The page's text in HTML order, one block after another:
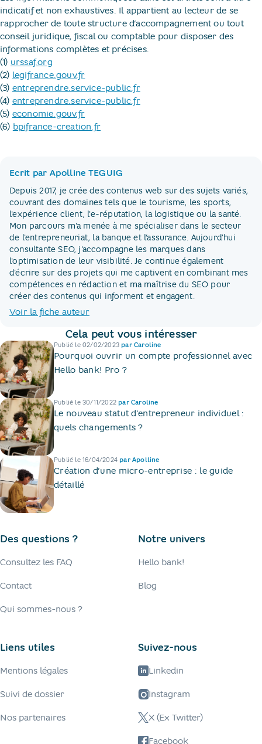
indicatif et non exhaustives. Il appartient au lecteur de se
rapprocher de toute structure d’accompagnement ou tout
conseil juridique, fiscal ou comptable pour disposer des
informations complètes et précises.
(1) urssaf.org
(2) legifrance.gouv.fr
(3) entreprendre.service-public.fr
(4) entreprendre.service-public.fr
(5) economie.gouv.fr
(6) bpifrance-creation.fr
Ecrit par Apolline TEGUIG
Depuis 2017, je crée des contenus web sur des sujets variés,
couvrant des domaines tels que le tourisme, les sports,
l'expérience client, l'e-réputation, la logistique ou la santé.
Mon parcours m'a menée à me spécialiser dans le secteur
de l'entrepreneuriat, la banque et l’assurance. Aujourd'hui
consultante SEO, j'accompagne les marques dans
l'optimisation de leur visibilité. Je continue également
d'écrire sur des projets qui me captivent en combinant mes
compétences en rédaction et ma maîtrise du SEO pour
créer des contenus qui informent et engagent.
Voir la fiche auteur
Cela peut vous intéresser
Publié le02/02/2023 par Caroline
Pourquoi ouvrir un compte professionnel avec
Hello bank! Pro ?
Publié le30/11/2022 par Caroline
Le nouveau statut d'entrepreneur individuel :
quels changements ?
Publié le16/04/2024 par Apolline
Création d’une micro-entreprise : le guide
détaillé
Des questions ?
Consultez les FAQ
Contact
Qui sommes-nous ?
Notre univers
Hello bank!
Blog
Liens utiles
Mentions légales
Suivi de dossier
Nos partenaires
Suivez-nous
Linkedin
Instagram
X (Ex Twitter)
Facebook